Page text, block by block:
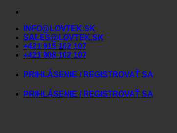
Skip
contentINFO@LOVTEK.SK
SALES@LOVTEK.SK
+421 915 102 107
+421 908 102 107
PRIHLÁSENIE / REGISTROVAŤ SA
PRIHLÁSENIE / REGISTROVAŤ SA